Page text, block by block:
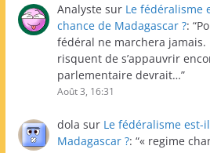
Analyste sur Le fédéralisme
chance de Madagascar ?: “
fédéral ne marchera jamais.
risquent de s’appauvrir
parlementaire devrait…”
Août 3, 16:31
dola sur Le fédéralisme est-
Madagascar ?: “« regime